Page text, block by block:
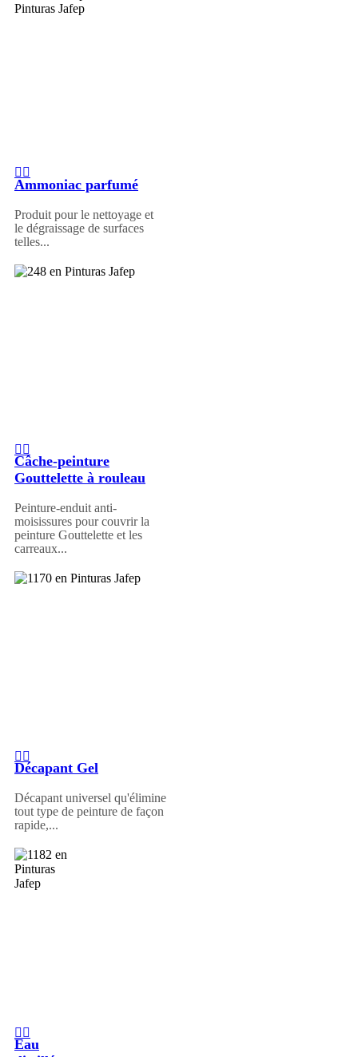
Ammoniac parfumé
Produit pour le nettoyage et
le dégraissage de surfaces
telles...
Câche-peinture
Gouttelette à rouleau
Peinture-enduit anti-
moisissures pour couvrir la
peinture Gouttelette et les
carreaux...
Décapant Gel
Décapant universel qu'élimine
tout type de peinture de façon
rapide,...
Eau